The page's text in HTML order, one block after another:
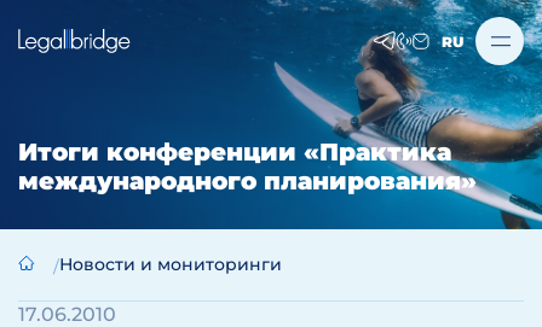
RU
Итоги конференции «Практика
международного планирования»
Новости и мониторинги
17.06.2010